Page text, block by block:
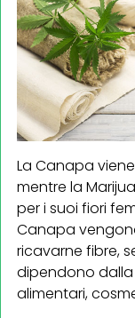
La Canapa
mentre la
per i suoi fiori
Canapa
ricavarne fibre,
dipendono
alimentari,